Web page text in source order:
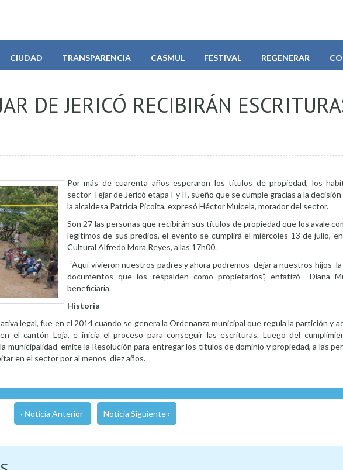
CIUDAD TRANSPARENCIA CASMUL FESTIVAL REGENERAR
DE JERICÓ RECIBIRÁN
Por más de cuarenta años esperaron los títulos de propiedad, los
sector Tejar de Jericó etapa I y II, sueño que se cumple gracias a la
la alcaldesa Patricia Picoita, expresó Héctor Muicela, morador del sector.
Son 27 las personas que recibirán sus títulos de propiedad que los avale
legítimos de sus predios, el evento se cumplirá el miércoles 13 de julio,
Cultural Alfredo Mora Reyes, a las 17h00.
“Aquí vivieron nuestros padres y ahora podremos dejar a nuestros hijos
documentos que los respalden como propietarios”, enfatizó Diana
beneficiaria.
Historia
legal, fue en el 2014 cuando se genera la Ordenanza municipal que regula la partición y
el cantón Loja, e inicia el proceso para conseguir las escrituras. Luego del
emite la Resolución para entregar los títulos de dominio y propiedad, a las
en el sector por al menos diez años.
‹ Noticia Anterior Noticia Siguiente ›